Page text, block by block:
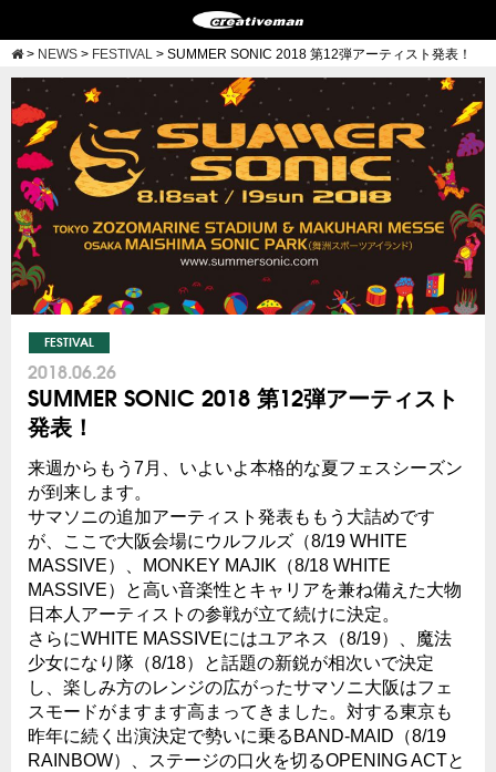
> NEWS > FESTIVAL > SUMMER SONIC 2018 第12弾アーティスト発表！
FESTIVAL
2018.06.26
SUMMER SONIC 2018 第12弾アーティスト
発表！
来週からもう7月、いよいよ本格的な夏フェスシーズン
が到来します。
サマソニの追加アーティスト発表ももう大詰めです
が、ここで大阪会場にウルフルズ（8/19 WHITE
MASSIVE）、MONKEY MAJIK（8/18 WHITE
MASSIVE）と高い音楽性とキャリアを兼ね備えた大物
日本人アーティストの参戦が立て続けに決定。
さらにWHITE MASSIVEにはユアネス（8/19）、魔法
少女になり隊（8/18）と話題の新鋭が相次いで決定
し、楽しみ方のレンジの広がったサマソニ大阪はフェ
スモードがますます高まってきました。対する東京も
昨年に続く出演決定で勢いに乗るBAND-MAID（8/19
RAINBOW）、ステージの口火を切るOPENING ACTと